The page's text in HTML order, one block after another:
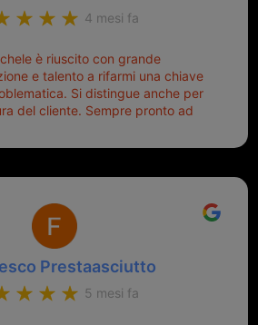
4 mesi fa
è riuscito con grande
e talento a rifarmi una chiave
Si distingue anche per
del cliente. Sempre pronto ad
Prestaasciutto
5 mesi fa